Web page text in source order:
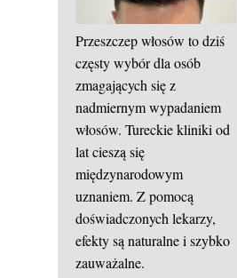
Przeszczep włosów to dziś
częsty wybór dla osób
zmagających się z
nadmiernym wypadaniem
włosów. Tureckie kliniki od
lat cieszą się
międzynarodowym
uznaniem. Z pomocą
doświadczonych lekarzy,
efekty są naturalne i szybko
zauważalne.